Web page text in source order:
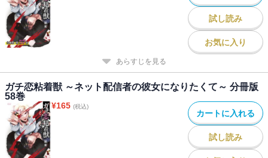
試し読み
お気に入り
あらすじを見る
ガチ恋粘着獣 ～ネット配信者の彼女になりたくて～ 分冊版
58巻
¥165 (税込)
カートに入れる
試し読み